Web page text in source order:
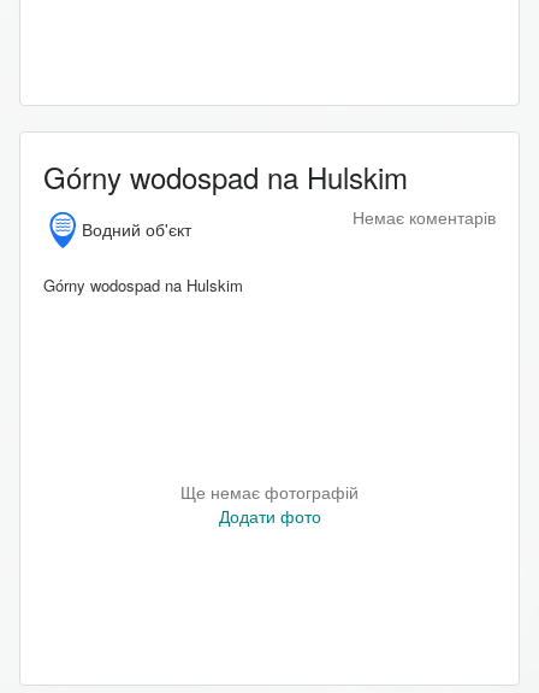
Górny wodospad na Hulskim
Водний об'єкт
Немає коментарів
Górny wodospad na Hulskim
Ще немає фотографій
Додати фото